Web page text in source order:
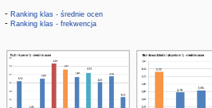
- Ranking klas - średnie ocen
- Ranking klas - frekwencja